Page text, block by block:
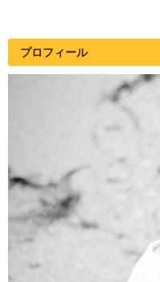
プロフィール